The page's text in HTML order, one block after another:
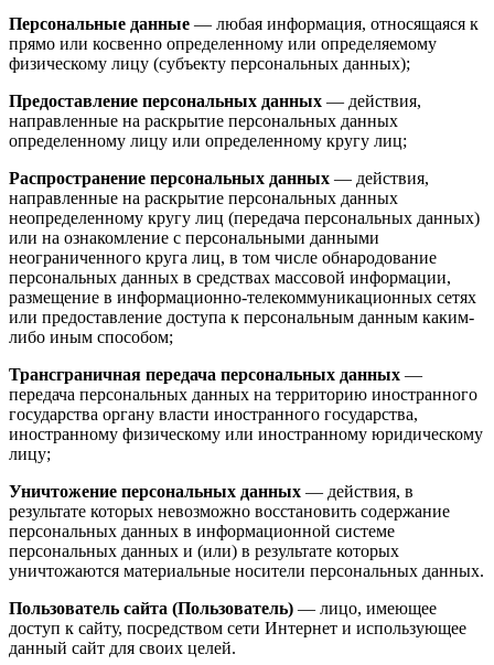
Персональные данные — любая информация, относящаяся к
прямо или косвенно определенному или определяемому
физическому лицу (субъекту персональных данных);
Предоставление персональных данных — действия,
направленные на раскрытие персональных данных
определенному лицу или определенному кругу лиц;
Распространение персональных данных — действия,
направленные на раскрытие персональных данных
неопределенному кругу лиц (передача персональных данных)
или на ознакомление с персональными данными
неограниченного круга лиц, в том числе обнародование
персональных данных в средствах массовой информации,
размещение в информационно-телекоммуникационных сетях
или предоставление доступа к персональным данным каким-
либо иным способом;
Трансграничная передача персональных данных —
передача персональных данных на территорию иностранного
государства органу власти иностранного государства,
иностранному физическому или иностранному юридическому
лицу;
Уничтожение персональных данных — действия, в
результате которых невозможно восстановить содержание
персональных данных в информационной системе
персональных данных и (или) в результате которых
уничтожаются материальные носители персональных данных.
Пользователь сайта (Пользователь) — лицо, имеющее
доступ к сайту, посредством сети Интернет и использующее
данный сайт для своих целей.